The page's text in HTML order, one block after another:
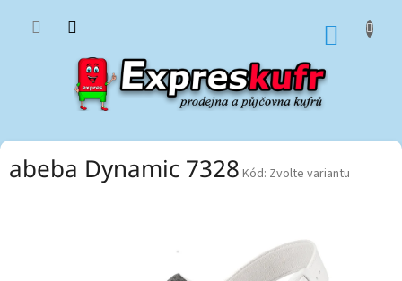
abeba Dynamic 7328 Kód: Zvolte variantu